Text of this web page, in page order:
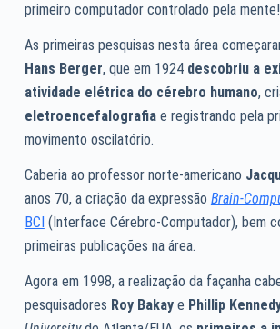
primeiro computador controlado pela mente!
As primeiras pesquisas nesta área
Hans Berger, que em 1924 descobriu a
atividade elétrica do cérebro humano,
eletroencefalografia e registrando pela
movimento oscilatório.
Caberia ao professor norte-americano
anos 70, a criação da expressão Brain-
BCI(Interface Cérebro-Computador), bem
primeiras publicações na área.
Agora em 1998, a realização da façanha
pesquisadores Roy Bakay e Phillip